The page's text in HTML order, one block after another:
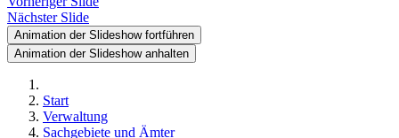
Nächster Slide
Animation der Slideshow fortführen
Animation der Slideshow anhalten
Start
Verwaltung
Sachgebiete und Ämter